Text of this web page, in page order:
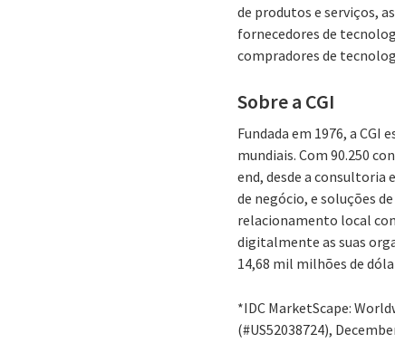
de produtos e serviços,
fornecedores de
compradores de
Sobre a CGI
Fundada em 1976, a
mundiais. Com 90.250
end, desde a consultoria
de negócio, e soluções
relacionamento local
digitalmente as suas
14,68 mil milhões de
*IDC MarketScape:
(#US52038724),